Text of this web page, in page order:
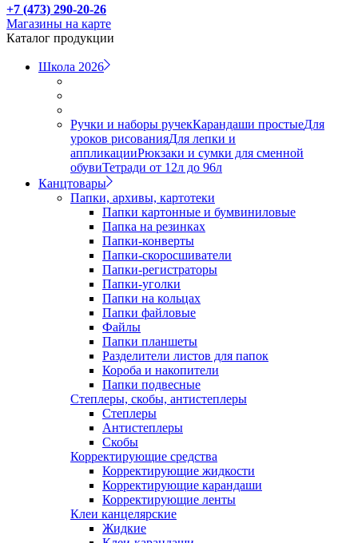
+7 (473) 290-20-26
Магазины на карте
Каталог продукции
Школа 2026
Ручки и наборы ручекКарандаши простыеДля
уроков рисованияДля лепки и
аппликацииРюкзаки и сумки для сменной
обувиТетради от 12л до 96л
Канцтовары
Папки, архивы, картотеки
Папки картонные и бумвиниловые
Папка на резинках
Папки-конверты
Папки-скоросшиватели
Папки-регистраторы
Папки-уголки
Папки на кольцах
Папки файловые
Файлы
Папки планшеты
Разделители листов для папок
Короба и накопители
Папки подвесные
Степлеры, скобы, антистеплеры
Степлеры
Антистеплеры
Скобы
Корректирующие средства
Корректирующие жидкости
Корректирующие карандаши
Корректирующие ленты
Клеи канцелярские
Жидкие